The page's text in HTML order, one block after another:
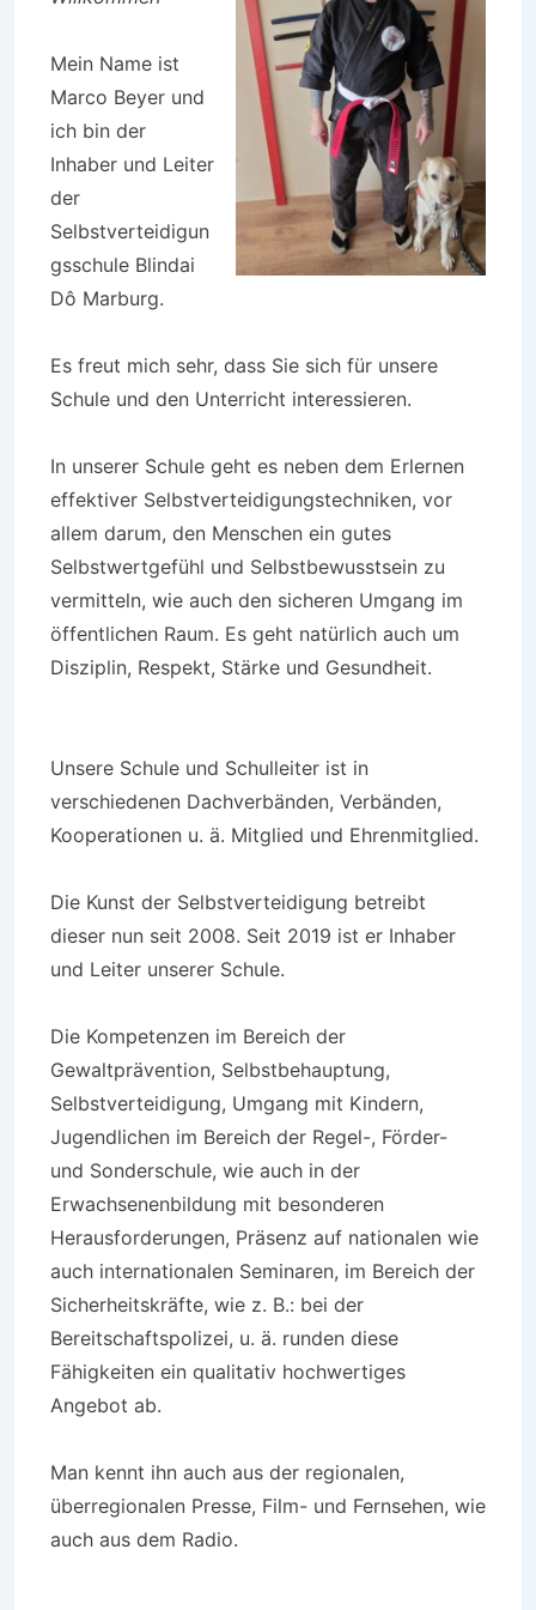
Mein Name ist
Marco Beyer und
ich bin der
Inhaber und Leiter
der
Selbstverteidigun
gsschule Blindai
Dô Marburg.
Es freut mich sehr, dass Sie sich für unsere
Schule und den Unterricht interessieren.
In unserer Schule geht es neben dem Erlernen
effektiver Selbstverteidigungstechniken, vor
allem darum, den Menschen ein gutes
Selbstwertgefühl und Selbstbewusstsein zu
vermitteln, wie auch den sicheren Umgang im
öffentlichen Raum. Es geht natürlich auch um
Disziplin, Respekt, Stärke und Gesundheit.
Unsere Schule und Schulleiter ist in
verschiedenen Dachverbänden, Verbänden,
Kooperationen u. ä. Mitglied und Ehrenmitglied.
Die Kunst der Selbstverteidigung betreibt
dieser nun seit 2008. Seit 2019 ist er Inhaber
und Leiter unserer Schule.
Die Kompetenzen im Bereich der
Gewaltprävention, Selbstbehauptung,
Selbstverteidigung, Umgang mit Kindern,
Jugendlichen im Bereich der Regel-, Förder-
und Sonderschule, wie auch in der
Erwachsenenbildung mit besonderen
Herausforderungen, Präsenz auf nationalen wie
auch internationalen Seminaren, im Bereich der
Sicherheitskräfte, wie z. B.: bei der
Bereitschaftspolizei, u. ä. runden diese
Fähigkeiten ein qualitativ hochwertiges
Angebot ab.
Man kennt ihn auch aus der regionalen,
überregionalen Presse, Film- und Fernsehen, wie
auch aus dem Radio.